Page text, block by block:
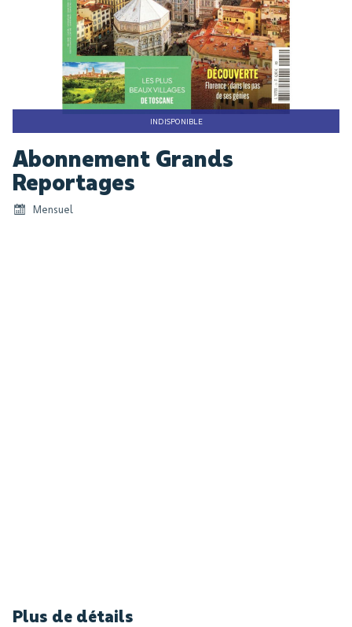
INDISPONIBLE
Skip
to
the
beginning
of
Abonnement Grands
Reportages
Mensuel
Plus de détails